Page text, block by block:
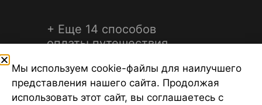
+ Еще 14 способов
оплаты путешествия
Мы используем cookie-файлы для наилучшего
представления нашего сайта. Продолжая
использовать этот сайт, вы соглашаетесь с